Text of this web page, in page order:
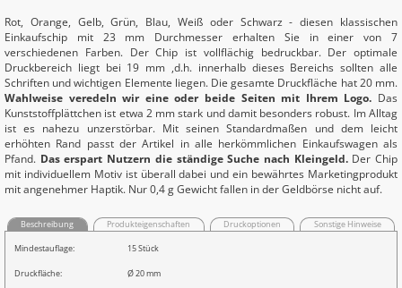
Rot, Orange, Gelb, Grün, Blau, Weiß oder Schwarz - diesen klassischen
Einkaufschip mit 23 mm Durchmesser erhalten Sie in einer von 7
verschiedenen Farben. Der Chip ist vollflächig bedruckbar. Der optimale
Druckbereich liegt bei 19 mm ,d.h. innerhalb dieses Bereichs sollten alle
Schriften und wichtigen Elemente liegen. Die gesamte Druckfläche hat 20 mm.
Wahlweise veredeln wir eine oder beide Seiten mit Ihrem Logo. Das
Kunststoffplättchen ist etwa 2 mm stark und damit besonders robust. Im Alltag
ist es nahezu unzerstörbar. Mit seinen Standardmaßen und dem leicht
erhöhten Rand passt der Artikel in alle herkömmlichen Einkaufswagen als
Pfand. Das erspart Nutzern die ständige Suche nach Kleingeld.Der Chip
mit individuellem Motiv ist überall dabei und ein bewährtes Marketingprodukt
mit angenehmer Haptik. Nur 0,4 g Gewicht fallen in der Geldbörse nicht auf.
Beschreibung Produkteigenschaften Druckoptionen Sonstige Hinweise
Mindestauflage: 15 Stück
Druckfläche: Ø 20 mm